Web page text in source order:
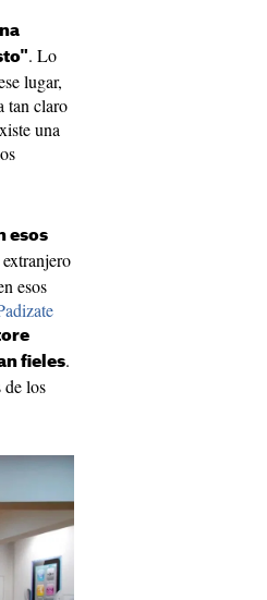
. Lo
lugar,
tan claro
una
esos
esos
fieles.
los